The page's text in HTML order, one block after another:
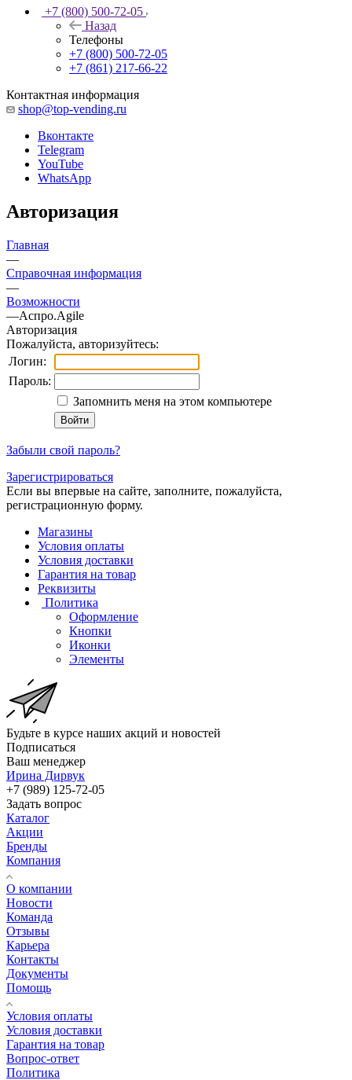
+7 (800) 500-72-05
Назад
Телефоны
+7 (800) 500-72-05
+7 (861) 217-66-22
Контактная информация
shop@top-vending.ru
Вконтакте
Telegram
YouTube
WhatsApp
Авторизация
Главная
—
Справочная информация
—
Возможности
—Аспро.Agile
Авторизация
Пожалуйста, авторизуйтесь:
Логин:
Пароль:
Запомнить меня на этом компьютере
Забыли свой пароль?
Зарегистрироваться
Если вы впервые на сайте, заполните, пожалуйста,
регистрационную форму.
Магазины
Условия оплаты
Условия доставки
Гарантия на товар
Реквизиты
Политика
Оформление
Кнопки
Иконки
Элементы
Будьте в курсе наших акций и новостей
Подписаться
Ваш менеджер
Ирина Дирвук
+7 (989) 125-72-05
Задать вопрос
Каталог
Акции
Бренды
Компания
О компании
Новости
Команда
Отзывы
Карьера
Контакты
Документы
Помощь
Условия оплаты
Условия доставки
Гарантия на товар
Вопрос-ответ
Политика